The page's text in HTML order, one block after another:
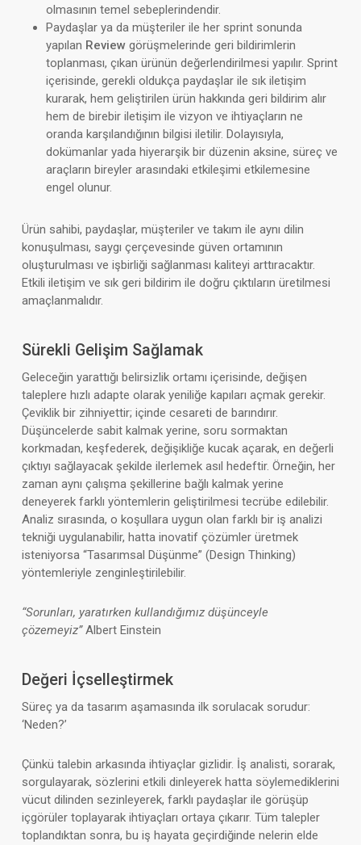
olmasının temel sebeplerindendir.
Paydaşlar ya da müşteriler ile her sprint sonunda
yapılan Reviewgörüşmelerinde geri bildirimlerin
toplanması, çıkan ürünün değerlendirilmesi yapılır. Sprint
içerisinde, gerekli oldukça paydaşlar ile sık iletişim
kurarak, hem geliştirilen ürün hakkında geri bildirim alır
hem de birebir iletişim ile vizyon ve ihtiyaçların ne
oranda karşılandığının bilgisi iletilir. Dolayısıyla,
dokümanlar yada hiyerarşik bir düzenin aksine, süreç ve
araçların bireyler arasındaki etkileşimi etkilemesine
engel olunur.
Ürün sahibi, paydaşlar, müşteriler ve takım ile aynı dilin
konuşulması, saygı çerçevesinde güven ortamının
oluşturulması ve işbirliği sağlanması kaliteyi arttıracaktır.
Etkili iletişim ve sık geri bildirim ile doğru çıktıların üretilmesi
amaçlanmalıdır.
Sürekli Gelişim Sağlamak
Geleceğin yarattığı belirsizlik ortamı içerisinde, değişen
taleplere hızlı adapte olarak yeniliğe kapıları açmak gerekir.
Çeviklik bir zihniyettir; içinde cesareti de barındırır.
Düşüncelerde sabit kalmak yerine, soru sormaktan
korkmadan, keşfederek, değişikliğe kucak açarak, en değerli
çıktıyı sağlayacak şekilde ilerlemek asıl hedeftir. Örneğin, her
zaman aynı çalışma şekillerine bağlı kalmak yerine
deneyerek farklı yöntemlerin geliştirilmesi tecrübe edilebilir.
Analiz sırasında, o koşullara uygun olan farklı bir iş analizi
tekniği uygulanabilir, hatta inovatif çözümler üretmek
isteniyorsa “Tasarımsal Düşünme” (Design Thinking)
yöntemleriyle zenginleştirilebilir.
“Sorunları, yaratırken kullandığımız düşünceyle
çözemeyiz”Albert Einstein
Değeri İçselleştirmek
Süreç ya da tasarım aşamasında ilk sorulacak sorudur:
‘Neden?’
Çünkü talebin arkasında ihtiyaçlar gizlidir. İş analisti, sorarak,
sorgulayarak, sözlerini etkili dinleyerek hatta söylemediklerini
vücut dilinden sezinleyerek, farklı paydaşlar ile görüşüp
içgörüler toplayarak ihtiyaçları ortaya çıkarır. Tüm talepler
toplandıktan sonra, bu iş hayata geçirdiğinde nelerin elde